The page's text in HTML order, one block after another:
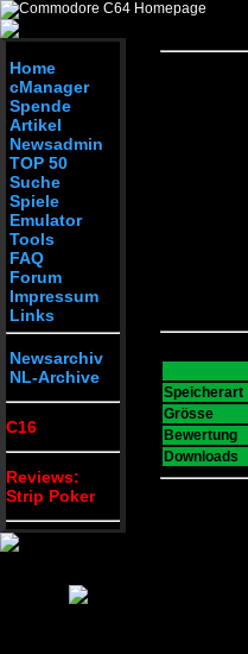
Home
cManager
Spende
Artikel
Newsadmin
TOP 50
Suche
Spiele
Emulator
Tools
FAQ
Forum
Impressum
Links
Newsarchiv
NL-Archive
C16
Reviews:
Strip Poker
Speicherart
Grösse
Bewertung
Downloads